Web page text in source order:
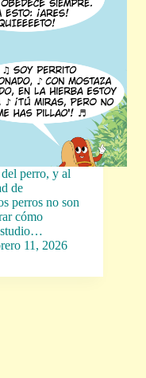
perro, y al
de
perros no son
cómo
11, 2026